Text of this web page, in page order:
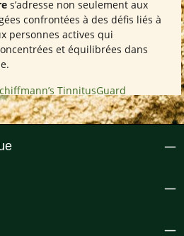
s’adresse non seulement aux
confrontées à des défis liés à
personnes actives qui
et équilibrées dans